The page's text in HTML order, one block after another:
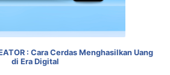
: Cara Cerdas Menghasilkan Uang
di Era Digital